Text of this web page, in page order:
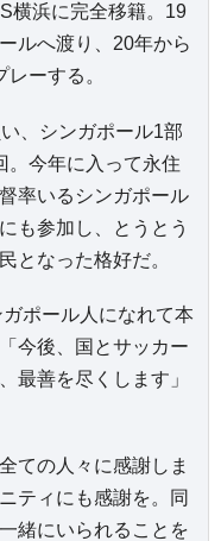
横浜に完全移籍。19
ルへ渡り、20年から
ーする。
、シンガポール1部
。今年に入って永住
率いるシンガポール
も参加し、とうとう
となった格好だ。
ポール人になれて本
今後、国とサッカー
最善を尽くします」
ての人々に感謝しま
ティにも感謝を。同
緒にいられることを